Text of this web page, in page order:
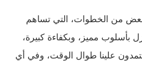
بعض من الخطوات، التي تساهم
بأسلوب مميز، وبكفاءة كبيرة،
علينا طوال الوقت، وفي أي